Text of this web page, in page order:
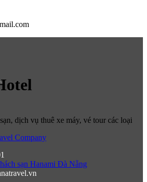
dịch vụ thuê xe máy, vé tour các loại
Company
sạn Hanami Đà Nẵng